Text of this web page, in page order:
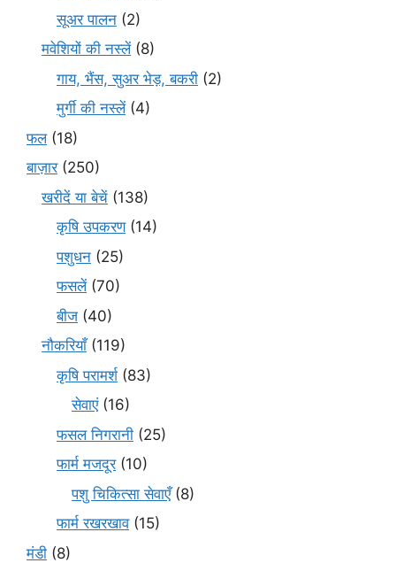
सूअर पालन (2)
मवेशियों की नस्लें(8)
गाय, भैंस, सुअर भेड़, बकरी (2)
मुर्गी की नस्लें(4)
फल(18)
बाज़ार(250)
खरीदें या बेचें (138)
कृषि उपकरण(14)
पशुधन (25)
फसलें(70)
बीज (40)
नौकरियाँ(119)
कृषि परामर्श(83)
सेवाएं(16)
फसल निगरानी (25)
फार्म मजदूर(10)
पशु चिकित्सा सेवाएँ(8)
फार्म रखरखाव(15)
मंडी (8)